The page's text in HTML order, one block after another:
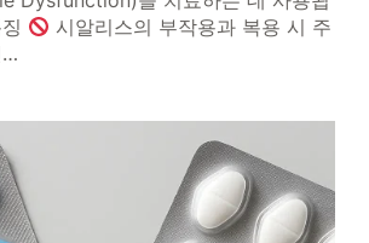
시알리스의 부작용과 복용 시 주
…